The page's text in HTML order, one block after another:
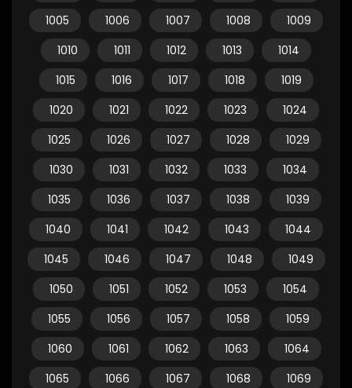
1005
1006 1007 1008
1009
1010
1011 1012 1013
1014
1015
1016 1017 1018
1019
1020
1021 1022 1023
1024
1025
1026 1027 1028
1029
1030
1031 1032 1033
1034
1035
1036 1037 1038
1039
1040
1041 1042 1043
1044
1045
1046 1047 1048
1049
1050
1051 1052 1053
1054
1055
1056 1057 1058
1059
1060
1061 1062 1063
1064
1065
1066 1067 1068
1069